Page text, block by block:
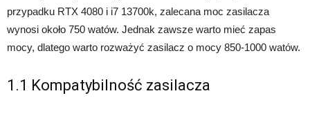
przypadku RTX 4080 i i7 13700k, zalecana moc zasilacza
wynosi około 750 watów. Jednak zawsze warto mieć zapas
mocy, dlatego warto rozważyć zasilacz o mocy 850-1000 watów.
1.1 Kompatybilność zasilacza